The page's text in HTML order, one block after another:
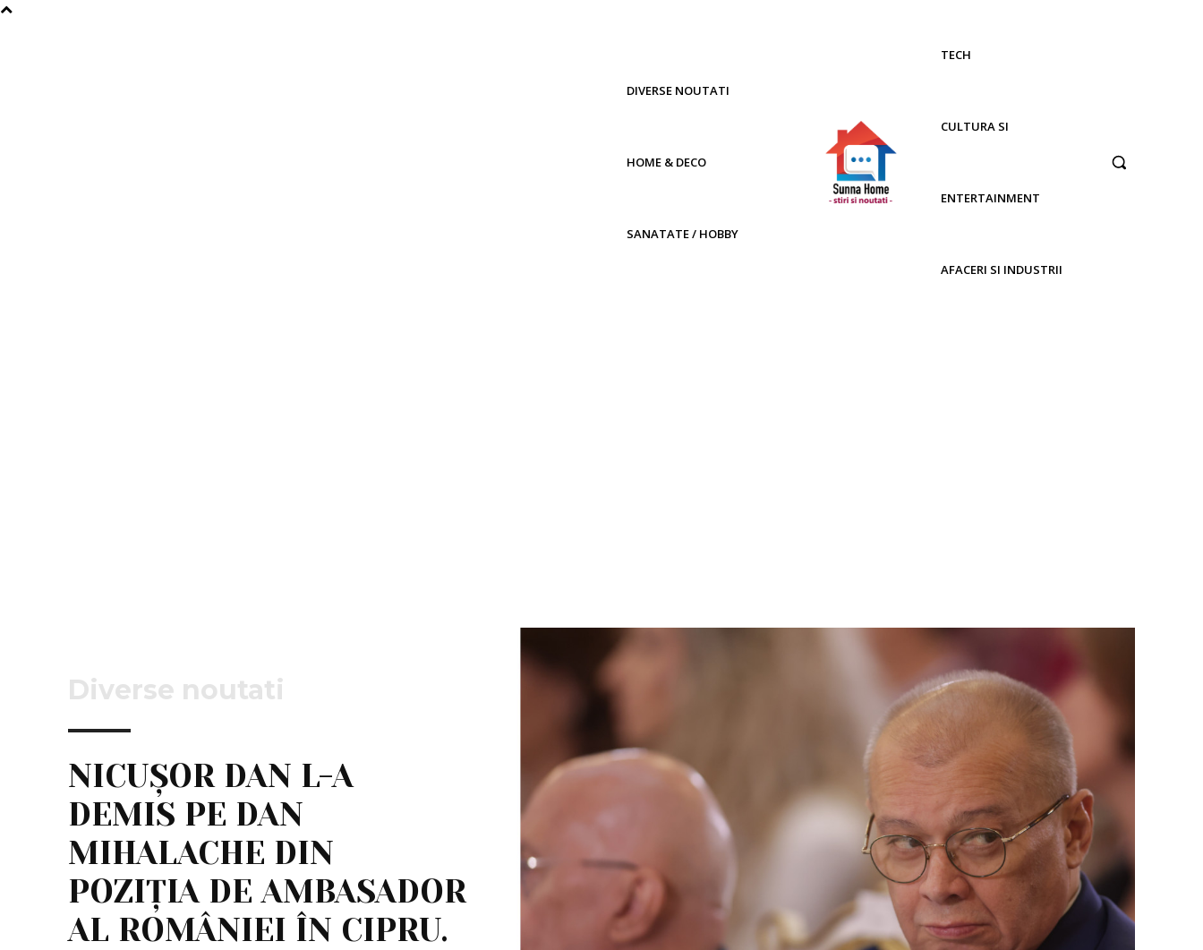
DIVERSE NOUTATI
HOME & DECO
SANATATE / HOBBY
TECH
CULTURA SI
ENTERTAINMENT
AFACERI SI INDUSTRII
Diverse noutati
NICUȘOR DAN L-A
DEMIS PE DAN
MIHALACHE DIN
POZIȚIA DE AMBASADOR
AL ROMÂNIEI ÎN CIPRU.